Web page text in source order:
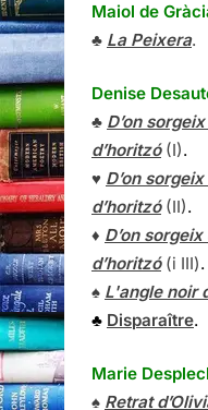
Maiol de
♣ La Peixera.
Denise
♣ D’on
d’horitzó(I).
♥ D’on
d’horitzó(II).
♦ D’on
d’horitzó(i III).
♠ L'angle noir
♣ Disparaître.
Marie
♠ Retrat